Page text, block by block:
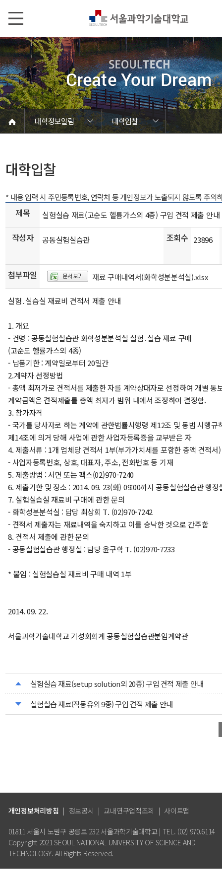
대학정보알림
대학입찰
대학정보알림
정보공개
정보서비스안내
온라인민원센터
청렴행정
갑질신고센터
유실물 센터
SEOULTECH광장
대학공지사항
학사공지
장학공지
대학원공지
취업공지
대학입찰
채용정보
공모/외부행사
등록금심의위원회
코로나바이러스19 대응안내
재정위원회
대학입찰
* 내용 입력 시 주민등록번호, 연락처 등 개인정보가 노출되지 않도록 주의
제목 실험실습 재료(고순도 헬륨가스외 4종) 구입 견적 제출 안내
작성자 공동실험실습관 조회수 23896
첨부파일 재료 구매내역서(화학성분분석실).xlsx
실험․실습실 재료비 견적서 제출 안내
1. 개요
- 건명 : 공동실험실습관 화학성분분석실 실험․실습 재료 구매
(고순도 헬률가스외 4종)
- 납품기한 : 계약일로부터 20일간
2.계약자 선정방법
- 총액 최저가로 견적서를 제출한 자를 계약상대자로 선정하여 개별 통
계약금액은 견적제출를 총액 최저가 범위 내에서 조정하여 결정함.
3. 참가자격
- 국가를 당사자로 하는 계약에 관한법률시행령 제12조 및 동법 시행규
제14조에 의거 당해 사업에 관한 사업자등록증을 교부받은 자
4. 제출서류 : 1개 업체당 견적서 1부(부가가치세를 포함한 총액 견적서)
- 사업자등록번호, 상호, 대표자, 주소, 전화번호 등 기재
5. 제출방법 : 서면 또는 팩스(02)970-7240
6. 제출기한 및 장소 : 2014. 09. 23(화) 09:00까지 공동실험실습관 행정
7. 실험실습실 재료비 구매에 관한 문의
- 화학성분분석실 : 담당 최상회 T. (02)970-7242
- 견적서 제출자는 재료내역을 숙지하고 이를 승낙한 것으로 간주함
8. 견적서 제출에 관한 문의
- 공동실험실습관 행정실 : 담당 윤구학 T. (02)970-7233
* 붙임 : 실험실습실 재료비 구매 내역 1부
2014. 09. 22.
서울과학기술대학교 기성회회계 공동실험실습관분임계약관
실험실습 재료(setup solution외 20종) 구입 견적 제출 안내
실험실습 재료(작동유외 9종) 구입 견적 제출 안내
개인정보처리방침 | 정보공시 | 교내연구업적조회 | 사이트맵
01811 서울시 노원구 공릉로 232 서울과학기술대학교 | TEL. (02) 970.6114
Copyright 2021 SEOUL NATIONAL UNIVERSITY OF SCIENCE AND
TECHNOLOGY. All Rights Reserved.